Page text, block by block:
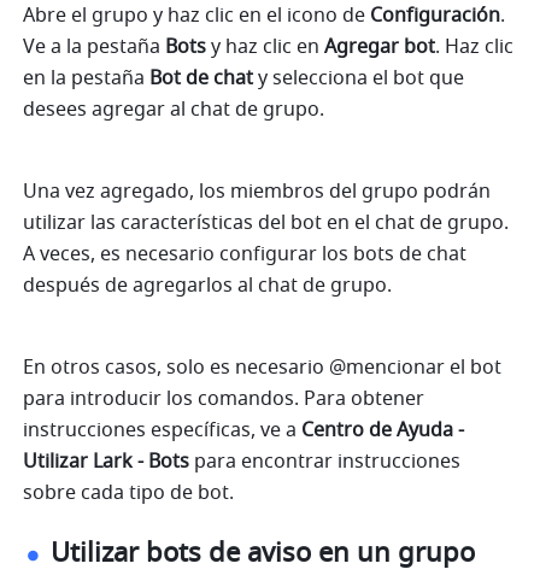
Abre el grupo y haz clic en el icono de Configuración.
Ve a la pestaña Bots y haz clic en Agregar bot. Haz clic
en la pestaña Bot de chat y selecciona el bot que
desees agregar al chat de grupo.
Una vez agregado, los miembros del grupo podrán
utilizar las características del bot en el chat de grupo.
A veces, es necesario configurar los bots de chat
después de agregarlos al chat de grupo.
En otros casos, solo es necesario @mencionar el bot
para introducir los comandos. Para obtener
instrucciones específicas, ve a Centro de Ayuda -
Utilizar Lark - Bots para encontrar instrucciones
sobre cada tipo de bot.
Utilizar bots de aviso en un grupo